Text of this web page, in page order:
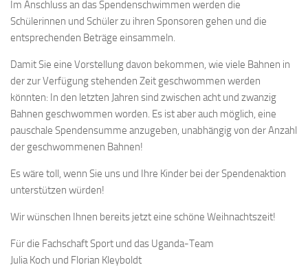
Im Anschluss an das Spendenschwimmen werden die
Schülerinnen und Schüler zu ihren Sponsoren gehen und die
entsprechenden Beträge einsammeln.
Damit Sie eine Vorstellung davon bekommen, wie viele Bahnen in
der zur Verfügung stehenden Zeit geschwommen werden
könnten: In den letzten Jahren sind zwischen acht und zwanzig
Bahnen geschwommen worden. Es ist aber auch möglich, eine
pauschale Spendensumme anzugeben, unabhängig von der Anzahl
der geschwommenen Bahnen!
Es wäre toll, wenn Sie uns und Ihre Kinder bei der Spendenaktion
unterstützen würden!
Wir wünschen Ihnen bereits jetzt eine schöne Weihnachtszeit!
Für die Fachschaft Sport und das Uganda-Team
Julia Koch und Florian Kleyboldt